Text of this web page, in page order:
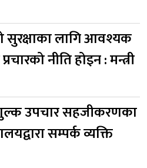
सुरक्षाका लागि आवश्यक
नीति होइन : मन्त्री
उपचार सहजीकरणका
सम्पर्क व्यक्ति